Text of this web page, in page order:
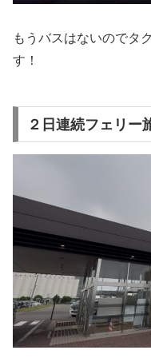
もうバスはないのでタ
す！
２日連続フェリー